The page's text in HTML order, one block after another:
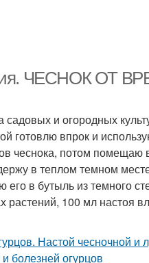
ЧЕСНОК ОТ
и огородных
готовлю впрок и
чеснока, потом
в теплом темном
в бутыль из темного
растений, 100 мл настоя